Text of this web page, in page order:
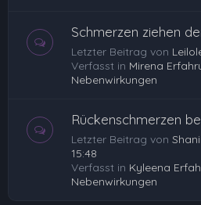
Schmerzen ziehen
Letzter Beitrag von
Verfasst in Mirena
Nebenwirkungen
Rückenschmerzen
Letzter Beitrag von
15:48
Verfasst in Kyleena
Nebenwirkungen